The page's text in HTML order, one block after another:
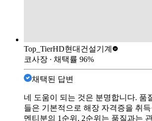
Top_TierHD현대건설기계
코사장 ∙ 채택률 96%
채택된 답변
네 도움이 되는 것은 분명합니다. 품
들은 기본적으로 해장 자격증을 취
멘티분의 1순위, 2순위는 품질과는